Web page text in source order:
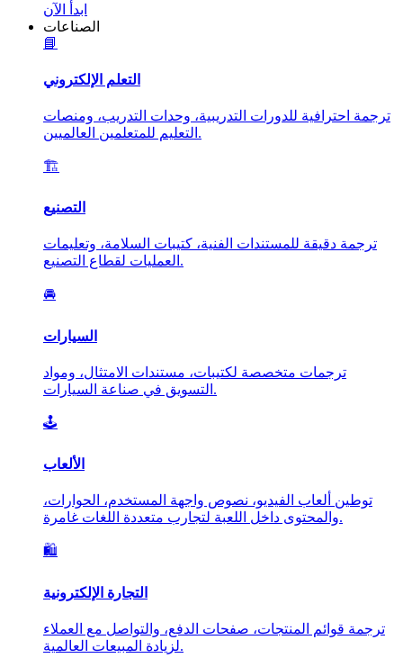
ابدأ الآن
الصناعات
📘
التعلم الإلكتروني
ترجمة احترافية للدورات التدريبية، وحدات التدريب، ومنصات
التعليم للمتعلمين العالميين.
🏗️
التصنيع
ترجمة دقيقة للمستندات الفنية، كتيبات السلامة، وتعليمات
العمليات لقطاع التصنيع.
🚘
السيارات
ترجمات متخصصة لكتيبات، مستندات الامتثال، ومواد
التسويق في صناعة السيارات.
🕹️
الألعاب
توطين ألعاب الفيديو، نصوص واجهة المستخدم، الحوارات،
والمحتوى داخل اللعبة لتجارب متعددة اللغات غامرة.
🛍️
التجارة الإلكترونية
ترجمة قوائم المنتجات، صفحات الدفع، والتواصل مع العملاء
لزيادة المبيعات العالمية.